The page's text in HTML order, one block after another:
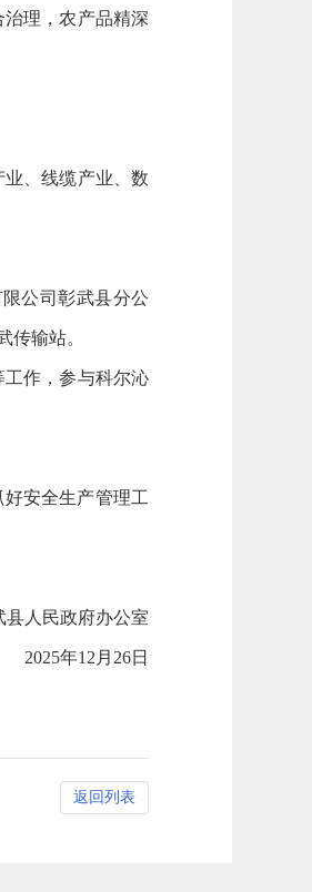
理，农产品精深
、线缆产业、数
公司彰武县分公
传输站。
工作，参与科尔沁
安全生产管理工
县人民政府办公室
2025年12月26日
返回列表